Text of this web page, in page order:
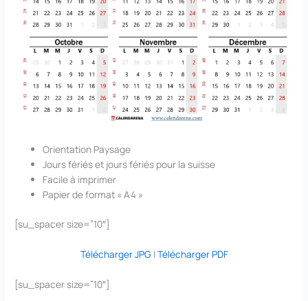
Orientation Paysage
Jours fériés et jours fériés pour la suisse
Facile à imprimer
Papier de format « A4 »
[su_spacer size=”10″]
Télécharger JPG|Télécharger PDF
[su_spacer size=”10″]